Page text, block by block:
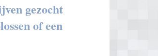
gezocht
of een